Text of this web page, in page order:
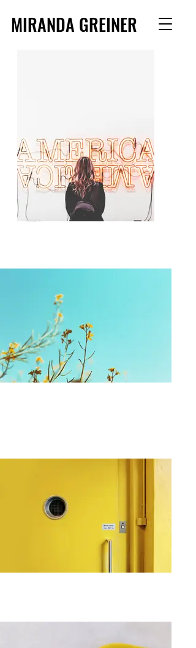
MIRANDA GREINER